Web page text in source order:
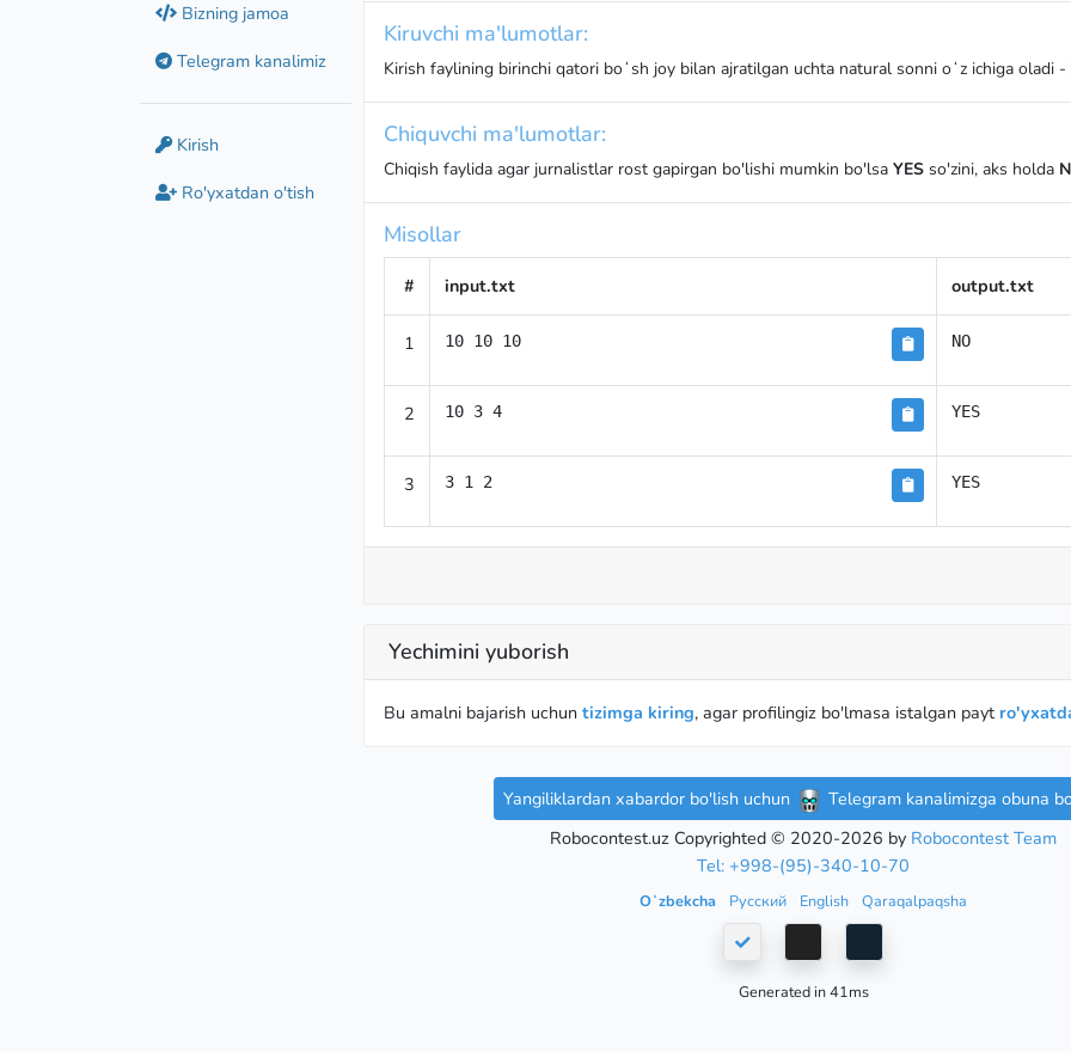
Bizning jamoa
Telegram kanalimiz
Kirish
Ro'yxatdan o'tish
Kiruvchi ma'lumotlar:
Kirish faylining birinchi qatori boʻsh joy bilan ajratilgan uchta natural sonni oʻz ichiga oladi -
Chiquvchi ma'lumotlar:
Chiqish faylida agar jurnalistlar rost gapirgan bo'lishi mumkin bo'lsa YESso'zini, aks holda
Misollar
# input.txt output.txt
1 10 10 10 NO
2 10 3 4 YES
3 3 1 2 YES
Yechimini yuborish
Bu amalni bajarish uchun tizimga kiring, agar profilingiz bo'lmasa istalgan payt
Yangiliklardan xabardor bo'lish uchun
Telegram kanalimizga obuna
Robocontest.uz Copyrighted © 2020-2026 by Robocontest Team
Tel: +998-(95)-340-10-70
Oʻzbekcha Русский English Qaraqalpaqsha
Generated in 41ms